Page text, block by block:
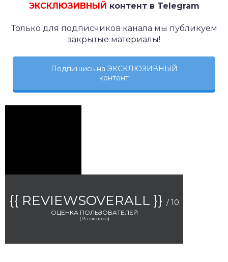
ЭКСКЛЮЗИВНЫЙ контент в Telegram
Только для подписчиков канала мы публикуем
закрытые материалы!
Подпишись на ЭКСКЛЮЗИВНЫЙ
контент
{{ REVIEWSOVERALL }} / 10
ОЦЕНКА ПОЛЬЗОВАТЕЛЕЙ
(13голосов)